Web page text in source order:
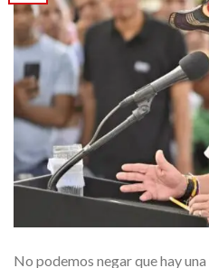
No podemos negar que hay